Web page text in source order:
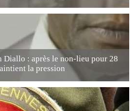
Diallo : après le non-lieu pour 28
la pression